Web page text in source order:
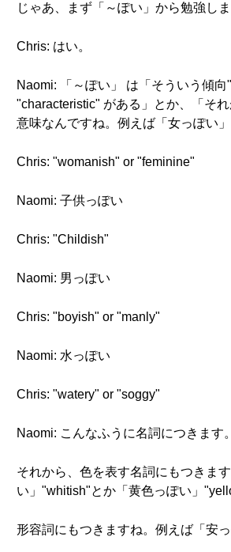
じゃあ、まず「～ぽい」から勉強しま
Chris: はい。
Naomi: 「～ぽい」 は「そういう傾
"characteristic" がある」とか、「そ
意味なんですね。例えば「女っぽい」
Chris: "womanish" or "feminine"
Naomi: 子供っぽい
Chris: "Childish"
Naomi: 男っぽい
Chris: "boyish" or "manly"
Naomi: 水っぽい
Chris: "watery" or "soggy"
Naomi: こんなふうに名詞につきます。
それから、色を表す名詞にもつきま
い」"whitish"とか「黄色っぽい」
形容詞にもつきますね。例えば「安っ